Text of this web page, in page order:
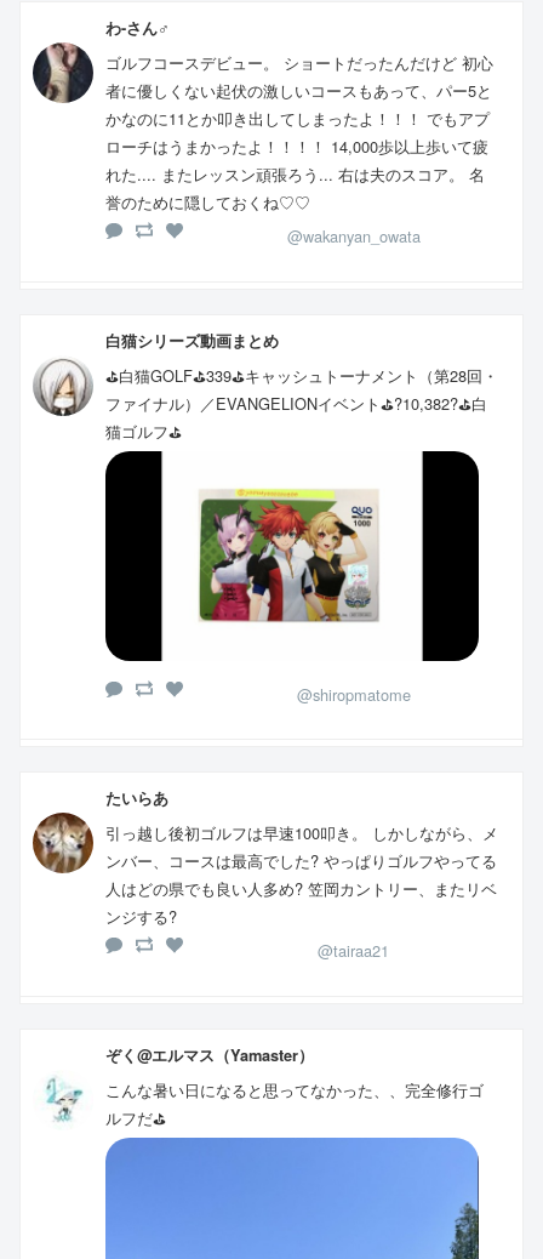
わ-さん♂
ゴルフコースデビュー。 ショートだったんだけど 初心
者に優しくない起伏の激しいコースもあって、パー5と
かなのに11とか叩き出してしまったよ！！！ でもアプ
ローチはうまかったよ！！！！ 14,000歩以上歩いて疲
れた.... またレッスン頑張ろう... 右は夫のスコア。 名
誉のために隠しておくね♡♡
@wakanyan_owata
白猫シリーズ動画まとめ
⛳白猫GOLF⛳339⛳キャッシュトーナメント（第28回・
ファイナル）／EVANGELIONイベント⛳?10,382?⛳白
猫ゴルフ⛳
@shiropmatome
たいらあ
引っ越し後初ゴルフは早速100叩き。 しかしながら、メ
ンバー、コースは最高でした? やっぱりゴルフやってる
人はどの県でも良い人多め? 笠岡カントリー、またリベ
ンジする?
@tairaa21
ぞく@エルマス（Yamaster）
こんな暑い日になると思ってなかった、、完全修行ゴ
ルフだ⛳️